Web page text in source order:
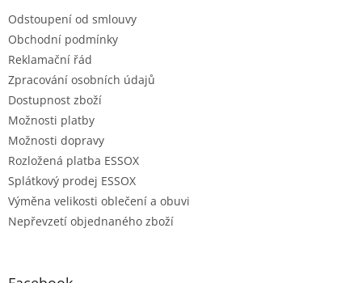
Odstoupení od smlouvy
Obchodní podmínky
Reklamační řád
Zpracování osobních údajů
Dostupnost zboží
Možnosti platby
Možnosti dopravy
Rozložená platba ESSOX
Splátkový prodej ESSOX
Výměna velikosti oblečení a obuvi
Nepřevzetí objednaného zboží